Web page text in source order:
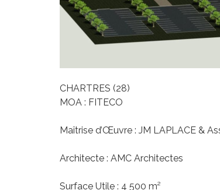
CHARTRES (28)
MOA : FITECO
Maîtrise d’Œuvre : JM LAPLACE &
Architecte : AMC Architectes
Surface Utile : 4 500 m²